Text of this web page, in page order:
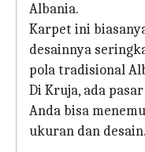
Albania.
Karpet ini
desainnya
pola tradisional
Di Kruja, ada
Anda bisa
ukuran dan desain.